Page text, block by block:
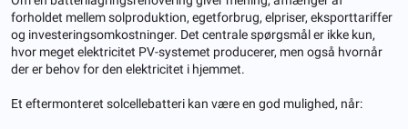
forholdet mellem solproduktion, egetforbrug, elpriser, eksporttariffer
og investeringsomkostninger. Det centrale spørgsmål er ikke kun,
hvor meget elektricitet PV-systemet producerer, men også hvornår
der er behov for den elektricitet i hjemmet.
Et eftermonteret solcellebatteri kan være en god mulighed, når: